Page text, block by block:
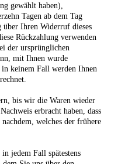
gewählt haben),
Tagen ab dem Tag
Ihren Widerruf dieses
Rückzahlung verwenden
der ursprünglichen
mit Ihnen wurde
in keinem Fall werden Ihnen
bis wir die Waren wieder
erbracht haben, dass
welches der frühere
jedem Fall spätestens